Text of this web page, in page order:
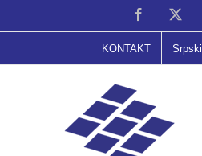
Facebook
KONTAKT Srpski